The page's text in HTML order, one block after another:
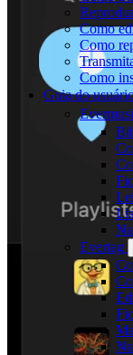
Como
Como
Como
Guia do
Evertag